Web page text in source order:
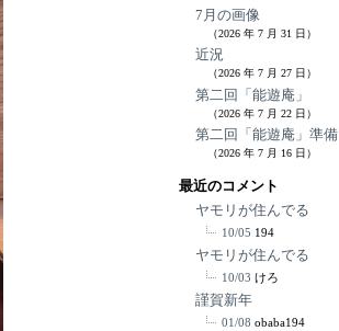
7月の画像
（2026 年 7 月 31 日）
近況
（2026 年 7 月 27 日）
第二回「能遊庵」
（2026 年 7 月 22 日）
第二回「能遊庵」準備
（2026 年 7 月 16 日）
最近のコメント
ヤモリが住んでる
10/05 194
ヤモリが住んでる
10/03 けろ
謹賀新年
01/08 obaba194